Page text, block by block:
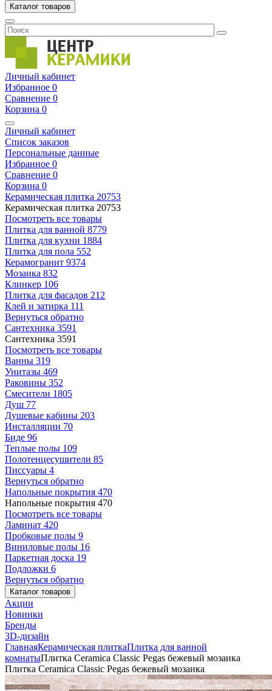
Каталог товаров
Личный кабинет
Избранное 0
Сравнение 0
Корзина 0
Личный кабинет
Список заказов
Персональные данные
Избранное 0
Сравнение 0
Корзина 0
Керамическая плитка 20753
Керамическая плитка 20753
Посмотреть все товары
Плитка для ванной 8779
Плитка для кухни 1884
Плитка для пола 552
Керамогранит 9374
Мозаика 832
Клинкер 106
Плитка для фасадов 212
Клей и затирка 111
Вернуться обратно
Сантехника 3591
Сантехника 3591
Посмотреть все товары
Ванны 319
Унитазы 469
Раковины 352
Смесители 1805
Душ 77
Душевые кабины 203
Инсталляции 70
Биде 96
Теплые полы 109
Полотенцесушители 85
Писсуары 4
Вернуться обратно
Напольные покрытия 470
Напольные покрытия 470
Посмотреть все товары
Ламинат 420
Пробковые полы 9
Виниловые полы 16
Паркетная доска 19
Подложки 6
Вернуться обратно
Каталог товаров
Акции
Новинки
Бренды
3D-дизайн
ГлавнаяКерамическая плиткаПлитка для ванной
комнатыПлитка Ceramica Classic Pegas бежевый мозаика
Плитка Ceramica Classic Pegas бежевый мозаика